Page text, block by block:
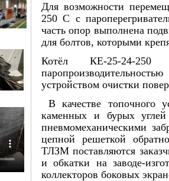
Для возможности
250 С с
часть опор выполнена
для болтов, ко­торыми
Котёл КЕ-25-24-
устройством очистки
В качестве топочного
каменных и бурых
пневмомеханическими
цепной решеткой
ТЛЗМ поставляются
и обкатки на заводе-
коллекторов боковых